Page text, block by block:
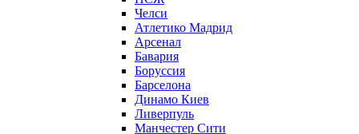
Челси
Атлетико Мадрид
Арсенал
Бавария
Боруссия
Барселона
Динамо Киев
Ливерпуль
Манчестер Сити